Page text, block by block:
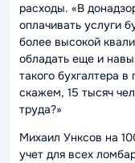
расходы. «В
оплачивать услуги
более высокой
обладать еще и
такого бухгалтера
скажем, 15 тысяч
труда?»
Михаил Унксов на
учет для всех